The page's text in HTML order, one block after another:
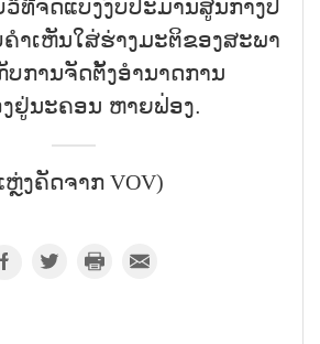
ທີຈັດແບ່ງງົບປະມານສູນກາງປີ
ຳເຫັນໃສ່ຮ່າງມະຕິຂອງສະພາ
ການຈັດຕັ້ງອຳນາດການ
ຢູ່ນະຄອນ ຫາຍຟ່ອງ.
ຫຼ່ງຄັດຈາກ VOV)